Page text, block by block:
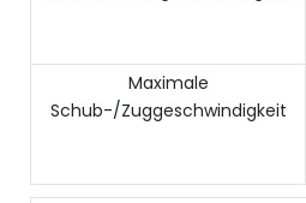
Maximale
Schub-/Zuggeschwindigkeit